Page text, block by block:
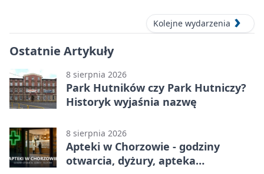
Kolejne wydarzenia
Ostatnie Artykuły
8 sierpnia 2026
Park Hutników czy Park Hutniczy?
Historyk wyjaśnia nazwę
8 sierpnia 2026
Apteki w Chorzowie - godziny
otwarcia, dyżury, apteka